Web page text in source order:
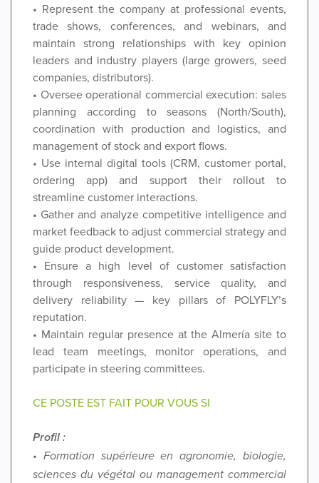
• Represent the company at professional events,
trade shows, conferences, and webinars, and
maintain strong relationships with key opinion
leaders and industry players (large growers, seed
companies, distributors).
• Oversee operational commercial execution: sales
planning according to seasons (North/South),
coordination with production and logistics, and
management of stock and export flows.
• Use internal digital tools (CRM, customer portal,
ordering app) and support their rollout to
streamline customer interactions.
• Gather and analyze competitive intelligence and
market feedback to adjust commercial strategy and
guide product development.
• Ensure a high level of customer satisfaction
through responsiveness, service quality, and
delivery reliability — key pillars of POLYFLY’s
reputation.
• Maintain regular presence at the Almería site to
lead team meetings, monitor operations, and
participate in steering committees.
CE POSTE EST FAIT POUR VOUS SI
Profil :
• Formation supérieure en agronomie, biologie,
sciences du végétal ou management commercial